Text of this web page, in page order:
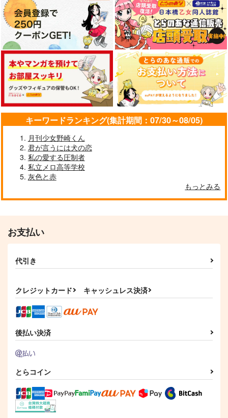
あなたへ
KaM
1,572 円（税込）
アルジュナ
サンプル
作品詳細
FGOミニアクキー●紅
閻魔●
Qwerty
377
サンプル
作品詳細
Fate/Grand Order
オベロン×ぐだ子
サンプル
カート
Fate/Grand Order
オベロン×ぐだ子
サンプル
カート
オベロン×ぐだ子
サンプル
カート
hole fall
専売 1,572円
Fate/Grand Order
オベロン
藤丸立香
サンプル
ンおべめし！ミニオベ
VOID MEMORY
夜明けのくじら
1,100円
キーワードランキング(集計期間：07/30～08/05)
月刊少女野崎くん
君が言うには犬の恋
私の愛する圧制者
私立メロ高等学校
灰色と赤
もっとみる
お支払い
代引き
クレジットカード キャッシュレス決済
後払い決済
とらコイン